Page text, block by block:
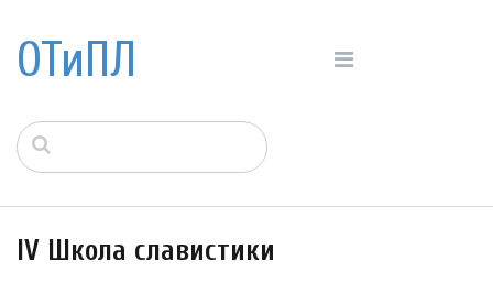
ОТиПЛ
IV Школа славистики